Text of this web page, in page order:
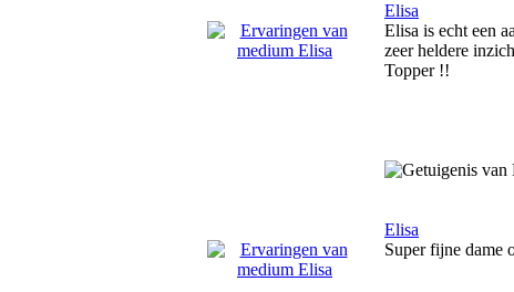
Elisa
Elisa is echt een
zeer heldere
Topper !!
Elisa
Super fijne dame